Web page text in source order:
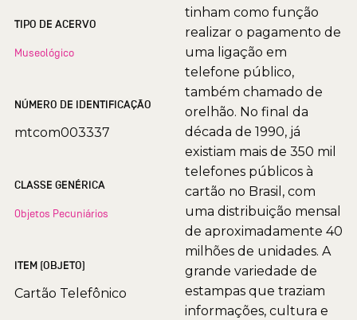
TIPO DE ACERVO
Museológico
NÚMERO DE IDENTIFICAÇÃO
mtcom003337
CLASSE GENÉRICA
Objetos Pecuniários
ITEM (OBJETO)
Cartão Telefônico
tinham como função
realizar o pagamento de
uma ligação em
telefone público,
também chamado de
orelhão. No final da
década de 1990, já
existiam mais de 350 mil
telefones públicos à
cartão no Brasil, com
uma distribuição mensal
de aproximadamente 40
milhões de unidades. A
grande variedade de
estampas que traziam
informações, cultura e